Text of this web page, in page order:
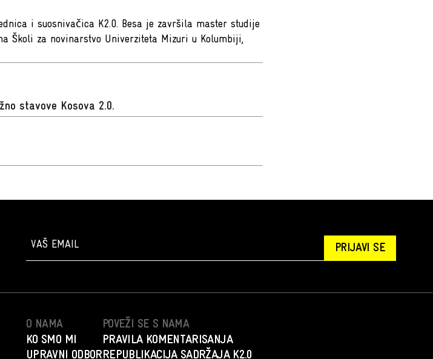
i suosnivačica K2.0. Besa je završila master studije
Školi za novinarstvo Univerziteta Mizuri u Kolumbiji,
stavove Kosova 2.0.
PRIJAVI SE
O NAMA
KO SMO MI
UPRAVNI ODBOR
POVEŽI SE S NAMA
PRAVILA KOMENTARISANJA
REPUBLIKACIJA SADRŽAJA K2.0